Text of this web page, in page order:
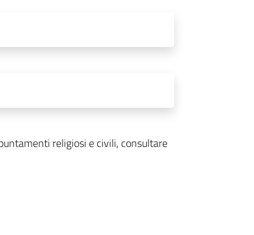
religiosi e civili, consultare